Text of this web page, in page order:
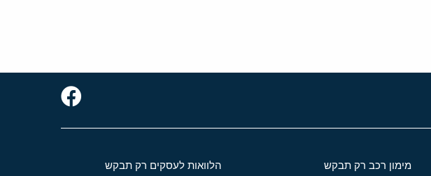
מימון רכב רק תבקש הלוואות לעסקים רק תבקש